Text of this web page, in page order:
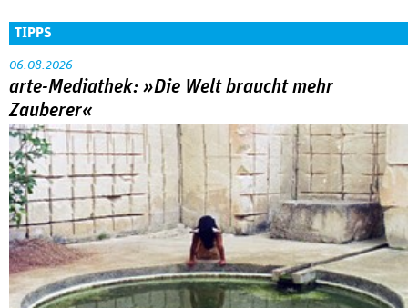
TIPPS
06.08.2026
arte-Mediathek: »Die Welt braucht mehr
Zauberer«